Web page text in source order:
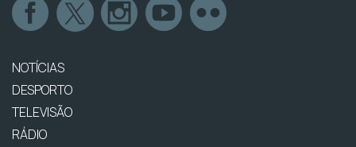
NOTÍCIAS
DESPORTO
TELEVISÃO
RÁDIO